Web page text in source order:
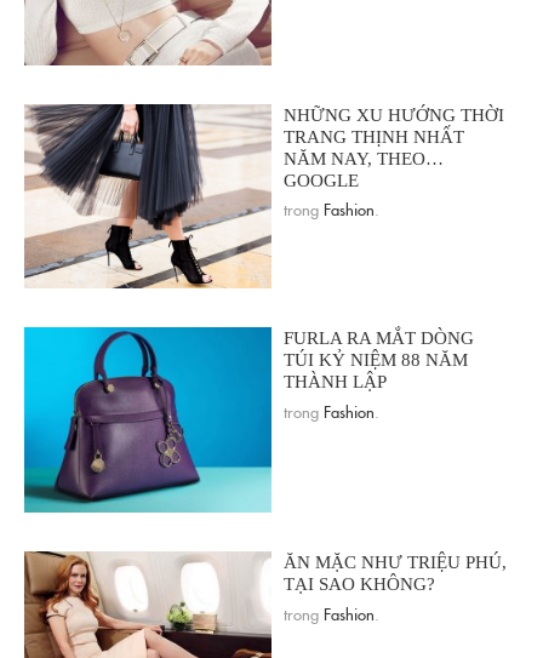
NHỮNG XU HƯỚNG THỜI
TRANG THỊNH NHẤT
NĂM NAY, THEO…
GOOGLE
trong Fashion
FURLA RA MẮT DÒNG
TÚI KỶ NIỆM 88 NĂM
THÀNH LẬP
trong Fashion
ĂN MẶC NHƯ TRIỆU PHÚ,
TẠI SAO KHÔNG?
trong Fashion